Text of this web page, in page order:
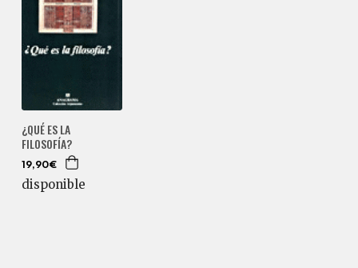
¿QUÉ ES LA
FILOSOFÍA?
19,90€
disponible